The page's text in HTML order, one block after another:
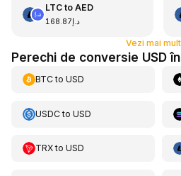
LTCto AED
د.إ168.87
Vezi mai mult
Perechi de conversie USD
BTCto USD
USDCto USD
TRXto USD